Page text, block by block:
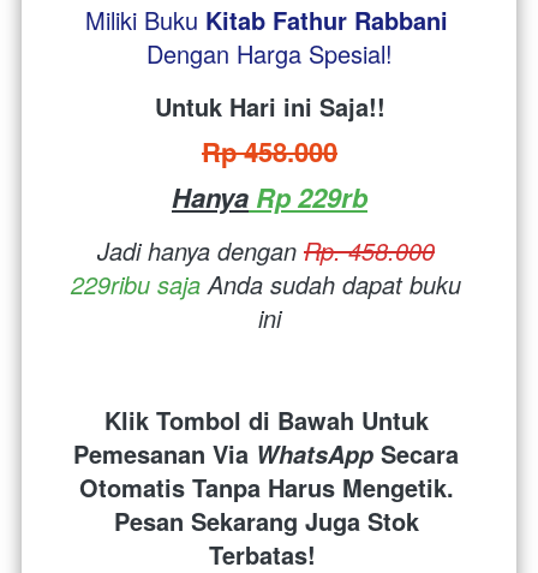
Miliki Buku Kitab Fathur Rabbani
Dengan Harga Spesial!
Untuk Hari ini Saja!!
Rp 458.000
Hanya Rp 229rb
Jadi hanya dengan Rp. 458.000
229ribu saja Anda sudah dapat buku
ini
Klik Tombol di Bawah Untuk
Pemesanan Via WhatsApp Secara
Otomatis Tanpa Harus Mengetik.
Pesan Sekarang Juga Stok
Terbatas!